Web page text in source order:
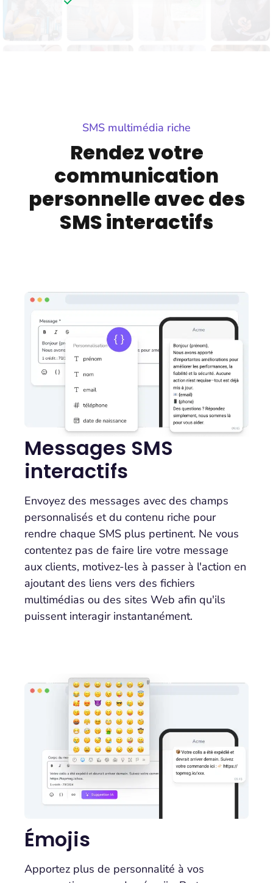
SMS multimédia riche
Rendez votre
communication
personnelle avec des
SMS interactifs
Messages SMS
interactifs
Envoyez des messages avec des champs
personnalisés et du contenu riche pour
rendre chaque SMS plus pertinent. Ne vous
contentez pas de faire lire votre message
aux clients, motivez-les à passer à l'action en
ajoutant des liens vers des fichiers
multimédias ou des sites Web afin qu'ils
puissent interagir instantanément.
Émojis
Apportez plus de personnalité à vos